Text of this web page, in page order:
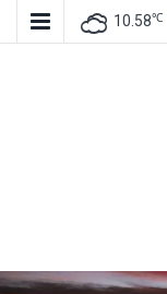
10.58℃